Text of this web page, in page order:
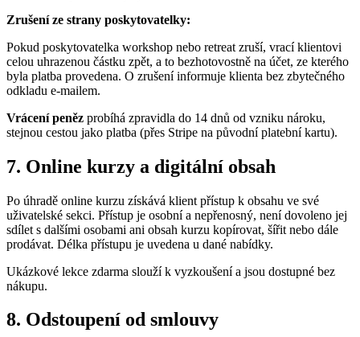
Zrušení ze strany poskytovatelky:
Pokud poskytovatelka workshop nebo retreat zruší, vrací klientovi
celou uhrazenou částku zpět, a to bezhotovostně na účet, ze kterého
byla platba provedena. O zrušení informuje klienta bez zbytečného
odkladu e-mailem.
Vrácení peněz probíhá zpravidla do 14 dnů od vzniku nároku,
stejnou cestou jako platba (přes Stripe na původní platební kartu).
7. Online kurzy a digitální obsah
Po úhradě online kurzu získává klient přístup k obsahu ve své
uživatelské sekci. Přístup je osobní a nepřenosný, není dovoleno jej
sdílet s dalšími osobami ani obsah kurzu kopírovat, šířit nebo dále
prodávat. Délka přístupu je uvedena u dané nabídky.
Ukázkové lekce zdarma slouží k vyzkoušení a jsou dostupné bez
nákupu.
8. Odstoupení od smlouvy